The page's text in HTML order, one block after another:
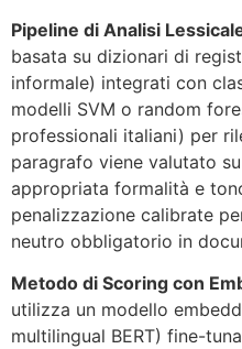
Pipeline di Analisi
basata su dizionari di
informale) integrati con
modelli SVM o random
professionali italiani) per
paragrafo viene valutato
appropriata formalità e
penalizzazione calibrate
neutro obbligatorio in
Metodo di Scoring con
utilizza un modello
multilingual BERT) fine-